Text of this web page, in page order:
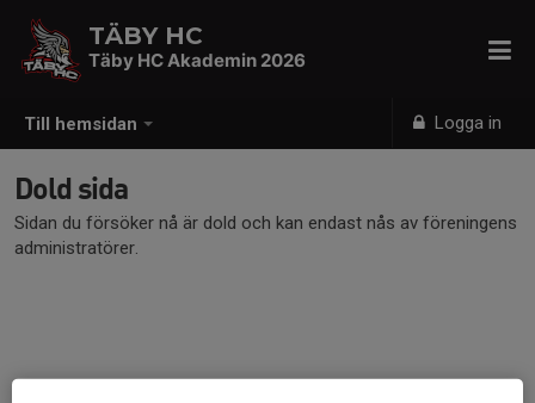
Till hemsidan Logga in
TÄBY HC
Täby HC Akademin 2026
Dold sida
Sidan du försöker nå är dold och kan endast nås av föreningens
administratörer.